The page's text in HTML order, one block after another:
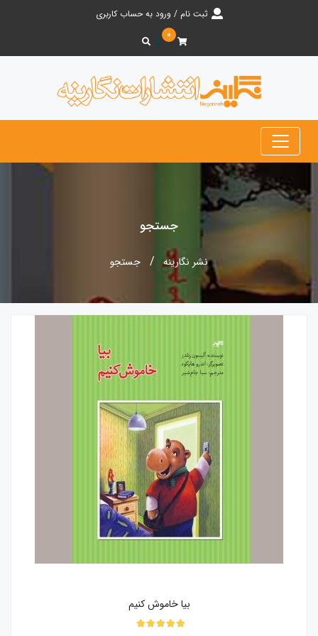
ثبت نام / ورود به حساب کاربری
۰
جستجو
نشر نگارینه جستجو
بیا خاموش کنیم